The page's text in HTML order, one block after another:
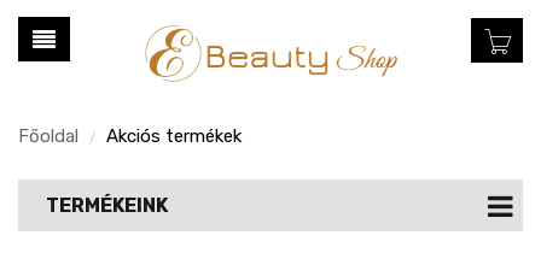
Főoldal / Akciós termékek
TERMÉKEINK